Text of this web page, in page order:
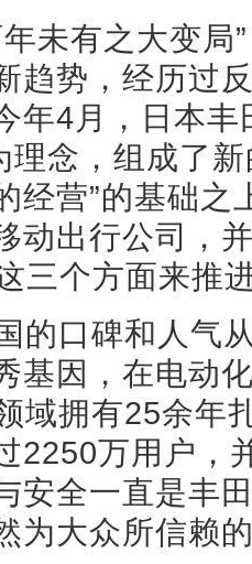
未有之大变局
趋势，经历过
年4月，日本
理念，组成了
经营”的基础
动出行公司，
三个方面来推
的口碑和人气
基因，在电动
域拥有25余年
2250万用户，
安全一直是丰
为大众所信赖